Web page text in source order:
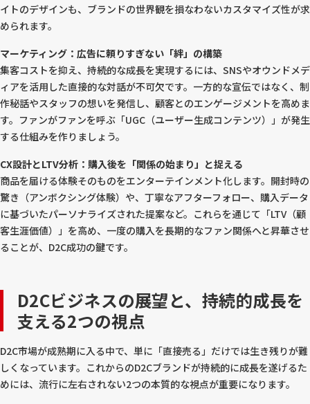
イトのデザインも、ブランドの世界観を損なわないカスタマイズ性が求
められます。
マーケティング：広告に頼りすぎない「絆」の構築
集客コストを抑え、持続的な成長を実現するには、SNSやオウンドメデ
ィアを活用した直接的な対話が不可欠です。一方的な宣伝ではなく、制
作秘話やスタッフの想いを発信し、顧客とのエンゲージメントを高めま
す。ファンがファンを呼ぶ「UGC（ユーザー生成コンテンツ）」が発生
する仕組みを作りましょう。
CX設計とLTV分析：購入後を「関係の始まり」と捉える
商品を届ける体験そのものをエンターテインメント化します。開封時の
驚き（アンボクシング体験）や、丁寧なアフターフォロー、購入データ
に基づいたパーソナライズされた提案など。これらを通じて「LTV（顧
客生涯価値）」を高め、一度の購入を長期的なファン関係へと昇華させ
ることが、D2C成功の鍵です。
D2Cビジネスの展望と、持続的成長を
支える2つの視点
D2C市場が成熟期に入る中で、単に「直接売る」だけでは生き残りが難
しくなっています。これからのD2Cブランドが持続的に成長を遂げるた
めには、流行に左右されない2つの本質的な視点が重要になります。